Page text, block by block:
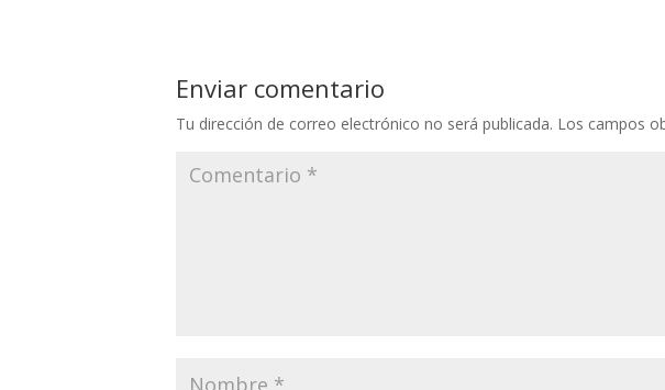
Enviar comentario
Tu dirección de correo electrónico no será publicada. Los campos